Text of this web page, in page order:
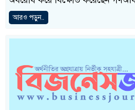
আরও পড়ুন..